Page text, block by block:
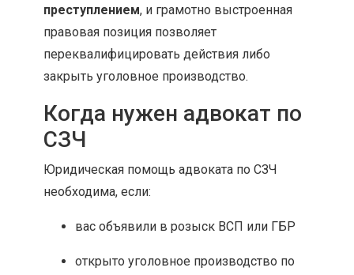
преступлением, и грамотно выстроенная
правовая позиция позволяет
переквалифицировать действия либо
закрыть уголовное производство.
Когда нужен адвокат по
СЗЧ
Юридическая помощь адвоката по СЗЧ
необходима, если:
вас объявили в розыск ВСП или ГБР
открыто уголовное производство по